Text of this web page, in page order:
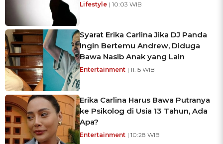
Lifestyle | 10:03 WIB
Syarat Erika Carlina Jika DJ Panda
Ingin Bertemu Andrew, Diduga
Bawa Nasib Anak yang Lain
Entertainment | 11:15 WIB
Erika Carlina Harus Bawa Putranya
ke Psikolog di Usia 13 Tahun, Ada
Apa?
Entertainment | 10:28 WIB